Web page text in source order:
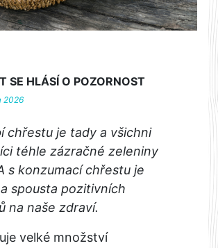
SE HLÁSÍ O POZORNOST
2026
chřestu je tady a všichni
téhle zázračné zeleniny
s konzumací chřestu je
spousta pozitivních
na naše zdraví.
velké množství